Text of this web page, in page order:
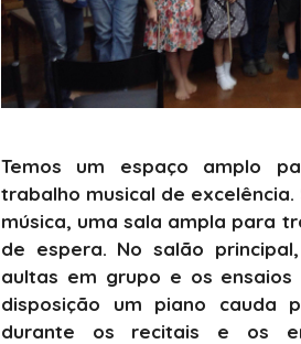
Temos um espaço amplo
trabalho musical de
música, uma sala ampla para
de espera. No salão
aultas em grupo e os
disposição um piano cauda
durante os recitais e os